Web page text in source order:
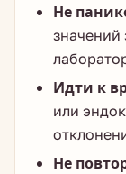
Не
значений
Идти к
или
Не